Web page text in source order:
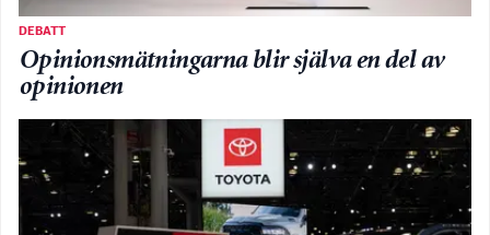
DEBATT
Opinionsmätningarna blir själva en del av
opinionen